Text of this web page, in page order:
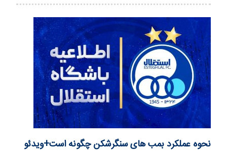
نحوه عملکرد بمب های سنگرشکن چگونه است+ویدئو